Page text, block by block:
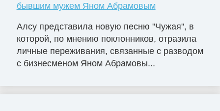
бывшим мужем Яном Абрамовым
Алсу представила новую песню "Чужая", в
которой, по мнению поклонников, отразила
личные переживания, связанные с разводом
с бизнесменом Яном Абрамовы...